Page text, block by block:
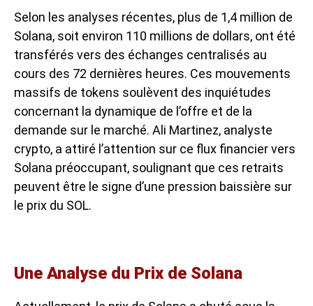
Selon les analyses récentes, plus de 1,4 million de
Solana, soit environ 110 millions de dollars, ont été
transférés vers des échanges centralisés au
cours des 72 dernières heures. Ces mouvements
massifs de tokens soulèvent des inquiétudes
concernant la dynamique de l’offre et de la
demande sur le marché. Ali Martinez, analyste
crypto, a attiré l’attention sur ce flux financier vers
Solana préoccupant, soulignant que ces retraits
peuvent être le signe d’une pression baissière sur
le prix du SOL.
Une Analyse du Prix de Solana